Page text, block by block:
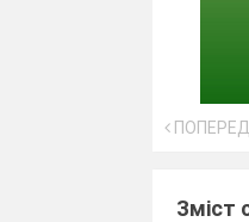
Зміст